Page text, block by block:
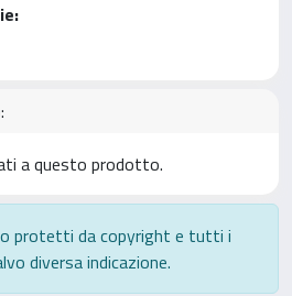
a questo prodotto.
protetti da copyright e tutti i
diversa indicazione.